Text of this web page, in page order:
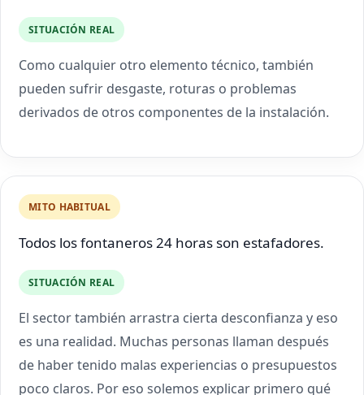
SITUACIÓN REAL
Como cualquier otro elemento técnico, también
pueden sufrir desgaste, roturas o problemas
derivados de otros componentes de la instalación.
MITO HABITUAL
Todos los fontaneros 24 horas son estafadores.
SITUACIÓN REAL
El sector también arrastra cierta desconfianza y eso
es una realidad. Muchas personas llaman después
de haber tenido malas experiencias o presupuestos
poco claros. Por eso solemos explicar primero qué